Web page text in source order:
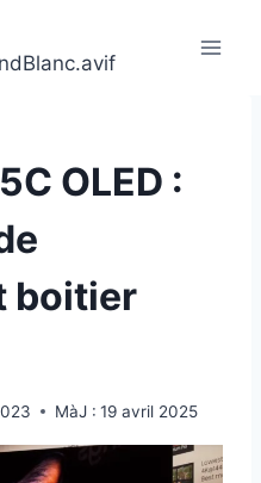
OLED :
boitier
MàJ : 19 avril 2025